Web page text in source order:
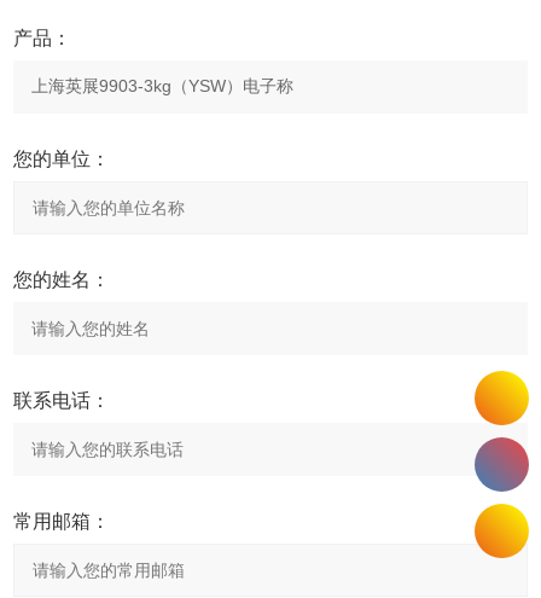
产品：
您的单位：
您的姓名：
联系电话：
常用邮箱：